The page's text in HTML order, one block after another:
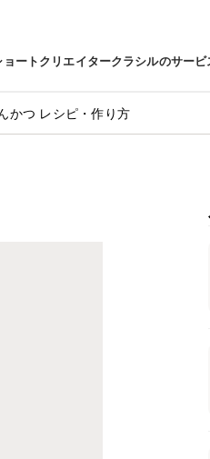
ートクリエイタークラシルのサービ
かつ レシピ・作り方